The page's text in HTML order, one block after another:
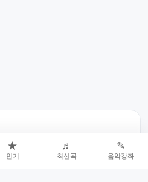
한곳에서 찾을 수 있는 음악 정보
★
인기
♬
최신곡
✎
음악강좌